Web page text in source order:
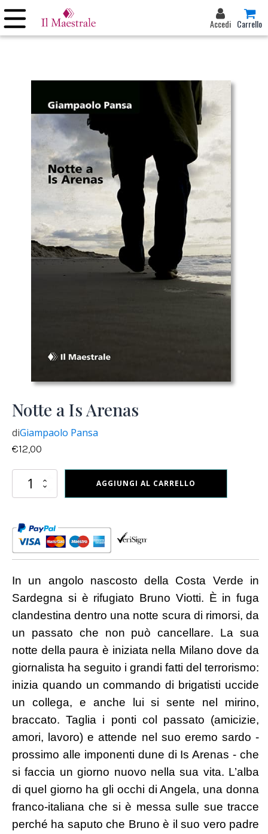
Accedi Carrello
Notte a Is Arenas
diGiampaolo Pansa
€12,00
Notte
quantità
AGGIUNGI AL CARRELLO
In un angolo nascosto della Costa Verde in
Sardegna si è rifugiato Bruno Viotti. È in fuga
clandestina dentro una notte scura di rimorsi, da
un passato che non può cancellare. La sua
notte della paura è iniziata nella Milano dove da
giornalista ha seguito i grandi fatti del terrorismo:
inizia quando un commando di brigatisti uccide
un collega, e anche lui si sente nel mirino,
braccato. Taglia i ponti col passato (amicizie,
amori, lavoro) e attende nel suo eremo sardo -
prossimo alle imponenti dune di Is Arenas - che
si faccia un giorno nuovo nella sua vita. L’alba
di quel giorno ha gli occhi di Angela, una donna
franco-italiana che si è messa sulle sue tracce
perché ha saputo che Bruno è il suo vero padre